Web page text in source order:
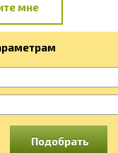
мне
Подобрать